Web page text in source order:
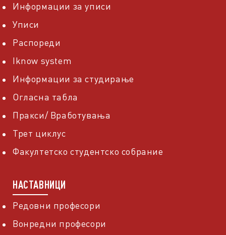
Информации за уписи
Уписи
Распореди
Iknow system
Информации за студирање
Огласна табла
Пракси/ Вработувања
Трет циклус
Факултетско студентско собрание
НАСТАВНИЦИ
Редовни професори
Вонредни професори